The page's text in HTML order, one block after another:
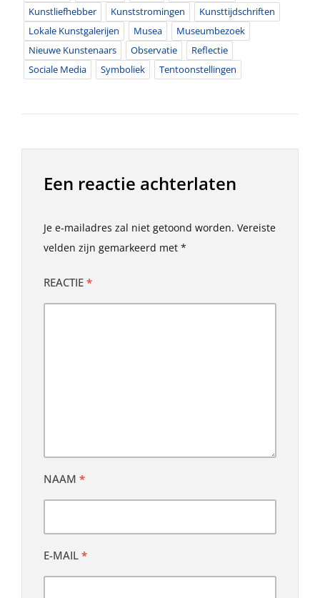
Kunstliefhebber
Kunststromingen
Kunsttijdschriften
Lokale Kunstgalerijen
Musea
Museumbezoek
Nieuwe Kunstenaars
Observatie
Reflectie
Sociale Media
Symboliek Tentoonstellingen
Een reactie achterlaten
Je e-mailadres zal niet getoond worden. Vereiste
velden zijn gemarkeerd met *
REACTIE *
NAAM *
E-MAIL *